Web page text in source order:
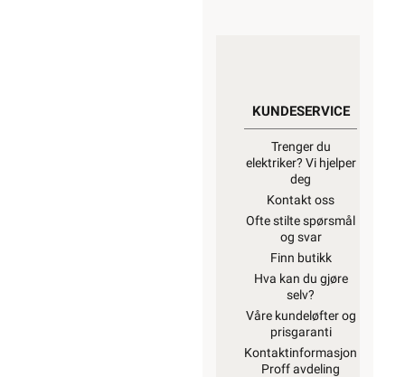
KUNDESERVICE
Trenger du
elektriker? Vi hjelper
deg
Kontakt oss
Ofte stilte spørsmål
og svar
Finn butikk
Hva kan du gjøre
selv?
Våre kundeløfter og
prisgaranti
Kontaktinformasjon
Proff avdeling